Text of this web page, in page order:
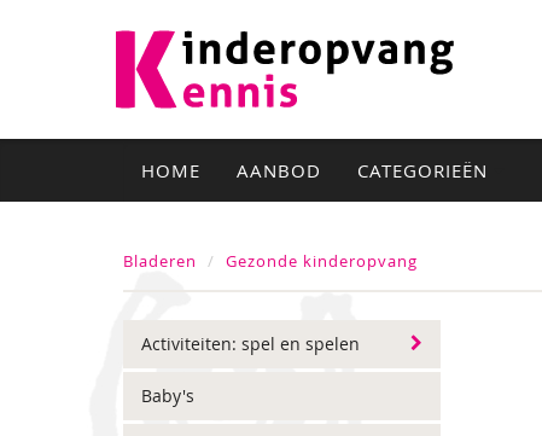
HOME AANBOD CATEGORIEËN
Bladeren Gezonde kinderopvang
Activiteiten: spel en spelen
Baby's